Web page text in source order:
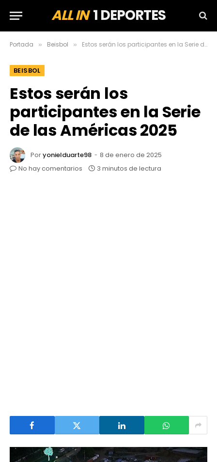
ALL IN1 DEPORTES
Portada » Beisbol » Estos serán los participantes en la Serie de las Américas 2025
BEISBOL
Estos serán los
participantes en la Serie
de las Américas 2025
Poryonielduarte98
8 de enero de 2025
No hay comentarios
3 minutos de lectura